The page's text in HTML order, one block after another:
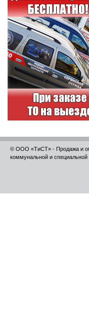
© ООО «ТиСТ» - Продажа и
коммунальной и специальной